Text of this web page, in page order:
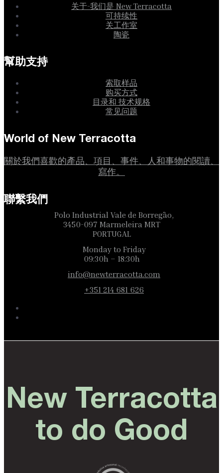
关于-我们是 New Terracotta
可持续性
关工作室
陶瓷
幫助支持
索取样品
购买方式
目录和 技术规格
常见问题
World of New Terracotta
關於我們喜歡的產品、項目、事件、人和事物的閱讀、
寫作。
聯繫我們
Polo Industrial Vale de Borregão,
3450-097 Marmeleira MRT
PORTUGAL
Monday to Friday
09:30h – 18:30h
info@newterracotta.com
+351 214 681 626
New Terracotta
to do Good